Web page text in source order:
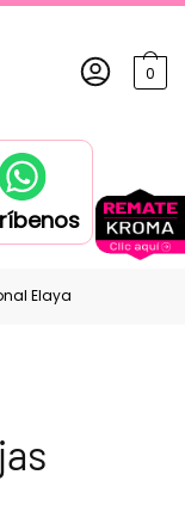
0
Elaya